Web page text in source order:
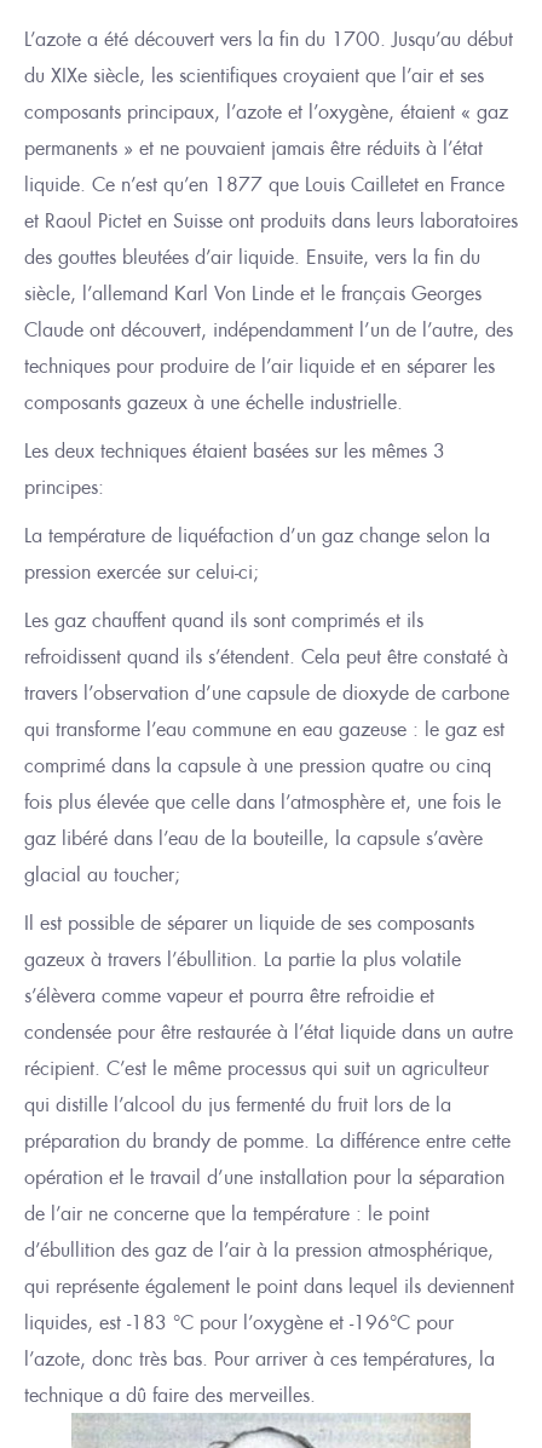
L’azote a été découvert vers la fin du 1700. Jusqu’au début
du XIXe siècle, les scientifiques croyaient que l’air et ses
composants principaux, l’azote et l’oxygène, étaient « gaz
permanents » et ne pouvaient jamais être réduits à l’état
liquide. Ce n’est qu’en 1877 que Louis Cailletet en France
et Raoul Pictet en Suisse ont produits dans leurs laboratoires
des gouttes bleutées d’air liquide. Ensuite, vers la fin du
siècle, l’allemand Karl Von Linde et le français Georges
Claude ont découvert, indépendamment l’un de l’autre, des
techniques pour produire de l’air liquide et en séparer les
composants gazeux à une échelle industrielle.
Les deux techniques étaient basées sur les mêmes 3
principes:
La température de liquéfaction d’un gaz change selon la
pression exercée sur celui-ci;
Les gaz chauffent quand ils sont comprimés et ils
refroidissent quand ils s’étendent. Cela peut être constaté à
travers l’observation d’une capsule de dioxyde de carbone
qui transforme l’eau commune en eau gazeuse : le gaz est
comprimé dans la capsule à une pression quatre ou cinq
fois plus élevée que celle dans l’atmosphère et, une fois le
gaz libéré dans l’eau de la bouteille, la capsule s’avère
glacial au toucher;
Il est possible de séparer un liquide de ses composants
gazeux à travers l’ébullition. La partie la plus volatile
s’élèvera comme vapeur et pourra être refroidie et
condensée pour être restaurée à l’état liquide dans un autre
récipient. C’est le même processus qui suit un agriculteur
qui distille l’alcool du jus fermenté du fruit lors de la
préparation du brandy de pomme. La différence entre cette
opération et le travail d’une installation pour la séparation
de l’air ne concerne que la température : le point
d’ébullition des gaz de l’air à la pression atmosphérique,
qui représente également le point dans lequel ils deviennent
liquides, est -183 °C pour l’oxygène et -196°C pour
l’azote, donc très bas. Pour arriver à ces températures, la
technique a dû faire des merveilles.